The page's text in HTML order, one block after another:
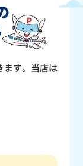
ます。当店は